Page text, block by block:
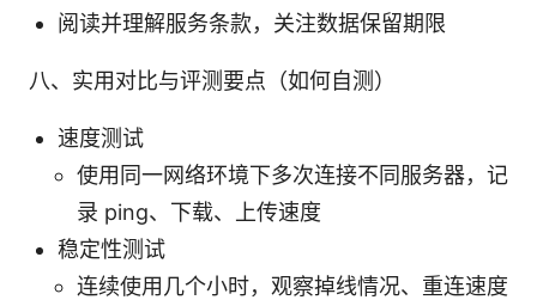
阅读并理解服务条款，关注数据保留期限
八、实用对比与评测要点（如何自测）
速度测试
使用同一网络环境下多次连接不同服务器，记
录 ping、下载、上传速度
稳定性测试
连续使用几个小时，观察掉线情况、重连速度